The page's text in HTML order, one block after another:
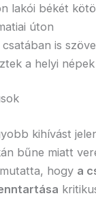
lakói békét
úton
is
a helyi
kihívást
bűne miatt
hogy a